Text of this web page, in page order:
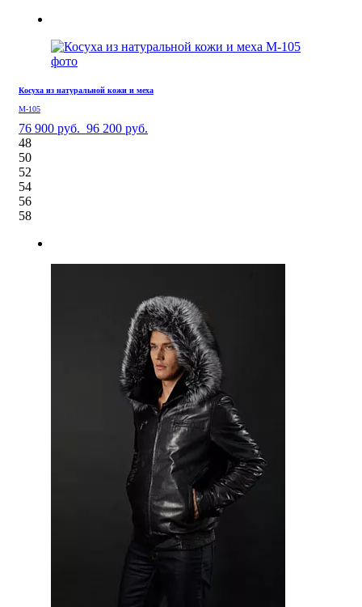
Косуха из натуральной кожи и меха
М-105
76 900 руб. 96 200 руб.
48
50
52
54
56
58